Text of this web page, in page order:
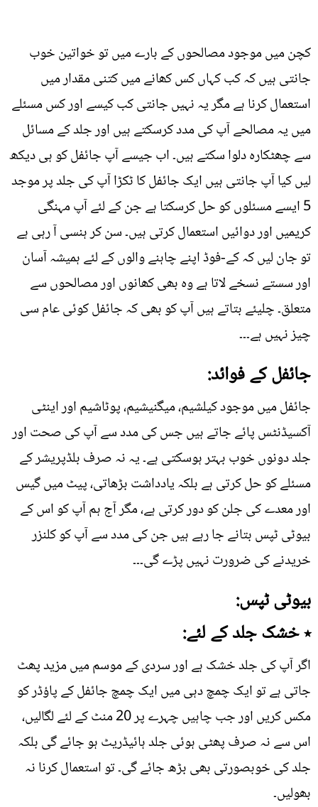
کچن میں موجود مصالحوں کے بارے میں تو خواتین خوب
جانتی ہیں کہ کب کہاں کس کھانے میں کتنی مقدار میں
استعمال کرنا ہے مگر یہ نہیں جانتی کب کیسے اور کس مسئلے
میں یہ مصالحے آپ کی مدد کرسکتے ہیں اور جلد کے مسائل
سے چھٹکارہ دلوا سکتے ہیں۔ اب جیسے آپ جائفل کو ہی دیکھ
لیں کیا آپ جانتی ہیں ایک جائفل کا ٹکڑا آپ کی جلد پر موجد
5 ایسے مسئلوں کو حل کرسکتا ہے جن کے لئے آپ مہنگی
کریمیں اور دوائیں استعمال کرتی ہیں۔ سن کر ہنسی آ رہی ہے
تو جان لیں کہ کے-فوڈ اپنے چاہنے والوں کے لئے ہمیشہ آسان
اور سستے نسخے لاتا ہے وہ بھی کھانوں اور مصالحوں سے
متعلق۔ چلیئے بتاتے ہیں آپ کو بھی کہ جائفل کوئی عام سی
چیز نہیں ہے۔۔۔
جائفل کے فوائد:
جائفل میں موجود کیلشیم، میگنیشیم، پوٹاشیم اور اینٹی
آکسیڈنٹس پائے جاتے ہیں جس کی مدد سے آپ کی صحت اور
جلد دونوں خوب بہتر ہوسکتی ہے۔ یہ نہ صرف بلڈپریشر کے
مسئلے کو حل کرتی ہے بلکہ یادداشت بڑھاتی، پیٹ میں گیس
اور معدے کی جلن کو دور کرتی ہے، مگر آج ہم آپ کو اس کے
بیوٹی ٹپس بتانے جا رہے ہیں جن کی مدد سے آپ کو کلنزر
خریدنے کی ضرورت نہیں پڑے گی۔۔۔
بیوٹی ٹپس:
٭ خشک جلد کے لئے:
اگر آپ کی جلد خشک ہے اور سردی کے موسم میں مزید پھٹ
جاتی ہے تو ایک چمچ دہی میں ایک چمچ جائفل کے پاؤڈر کو
مکس کریں اور جب چاہیں چہرے پر 20 منٹ کے لئے لگالیں،
اس سے نہ صرف پھٹی ہوئی جلد ہائیڈریٹ ہو جائے گی بلکہ
جلد کی خوبصورتی بھی بڑھ جائے گی۔ تو استعمال کرنا نہ
بھولیں۔